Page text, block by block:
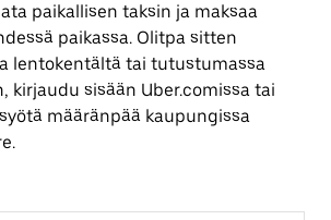
paikallisen taksin ja maksaa
paikassa. Olitpa sitten
lentokentältä tai tutustumassa
kirjaudu sisään Uber.comissa tai
määränpää kaupungissa